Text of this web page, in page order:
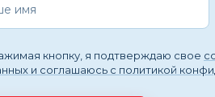
кнопку, я подтверждаю свое
и соглашаюсь с политикой